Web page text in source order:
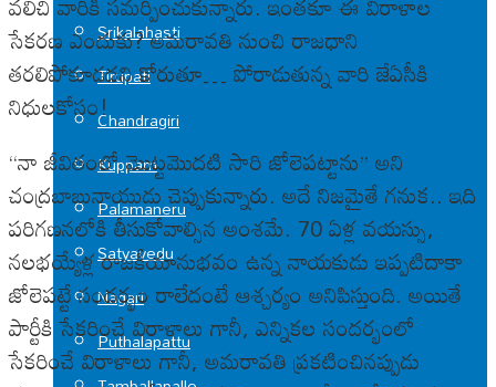
Srikalahasti
Tirupati
Chandragiri
Kuppam
Palamaneru
Satyavedu
Nagari
Puthalapattu
సేకరణ ఎందుకు? అమరావతి నుంచి రాజధాని
తరలిపోకూడదని కోరుతూ… పోరాడుతున్న వారి జేఏసీకి
నిధులకోసం!
‘‘నా జీవితంలో మొట్టమొదటి సారి జోలెపట్టాను’’ అని
చంద్రబాబునాయుడు చెప్పుకున్నారు. అదే నిజమైతే గనుక.. ఇది
పరిగణనలోకి తీసుకోవాల్సిన అంశమే. 70 ఏళ్ల వయస్సు,
నలభయ్యేళ్ల రాజకీయానుభవం ఉన్న నాయకుడు ఇప్పటిదాకా
జోలెపట్టే సందర్భం రాలేదంటే ఆశ్చర్యం అనిపిస్తుంది. అయితే
పార్టీకి సేకరించే విరాళాలు గానీ, ఎన్నికల సందర్భంలో
సేకరించే విరాళాలు గానీ, అమరావతి ప్రకటించినప్పుడు